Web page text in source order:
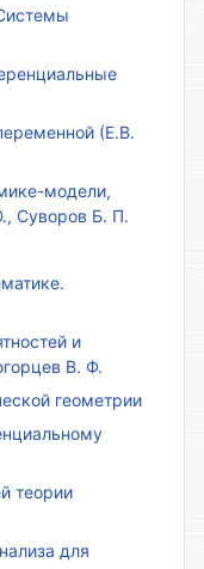
(Е.В.
модели,
Суворов Б. П.
и
В. Ф.
геометрии
теории
для